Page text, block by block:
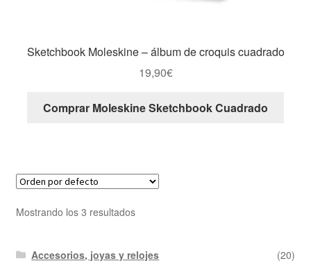
Sketchbook Moleskine – álbum de croquis cuadrado
19,90€
Comprar Moleskine Sketchbook Cuadrado
Mostrando los 3 resultados
Accesorios, joyas y relojes
(20)